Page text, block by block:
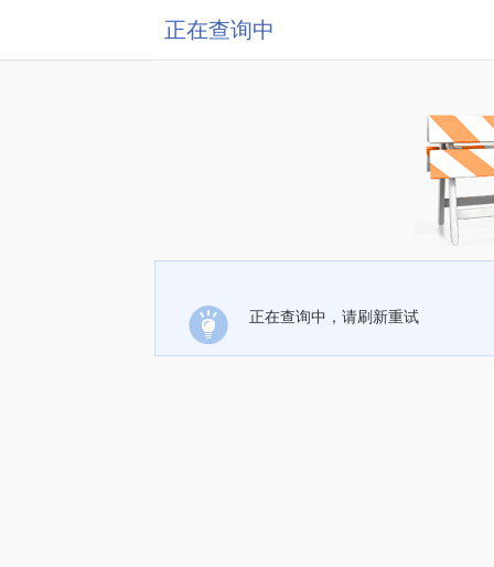
正在查询中
正在查询中，请刷新重试